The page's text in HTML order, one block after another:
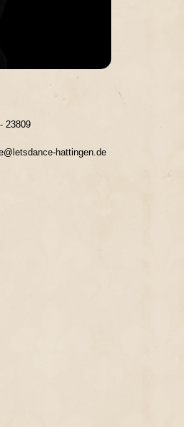
23809
hattingen.de